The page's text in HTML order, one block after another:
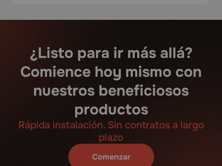
¿Listo para ir más allá?
Comience hoy mismo con
nuestros beneficiosos
productos
Rápida instalación. Sin contratos a largo
plazo
Comenzar